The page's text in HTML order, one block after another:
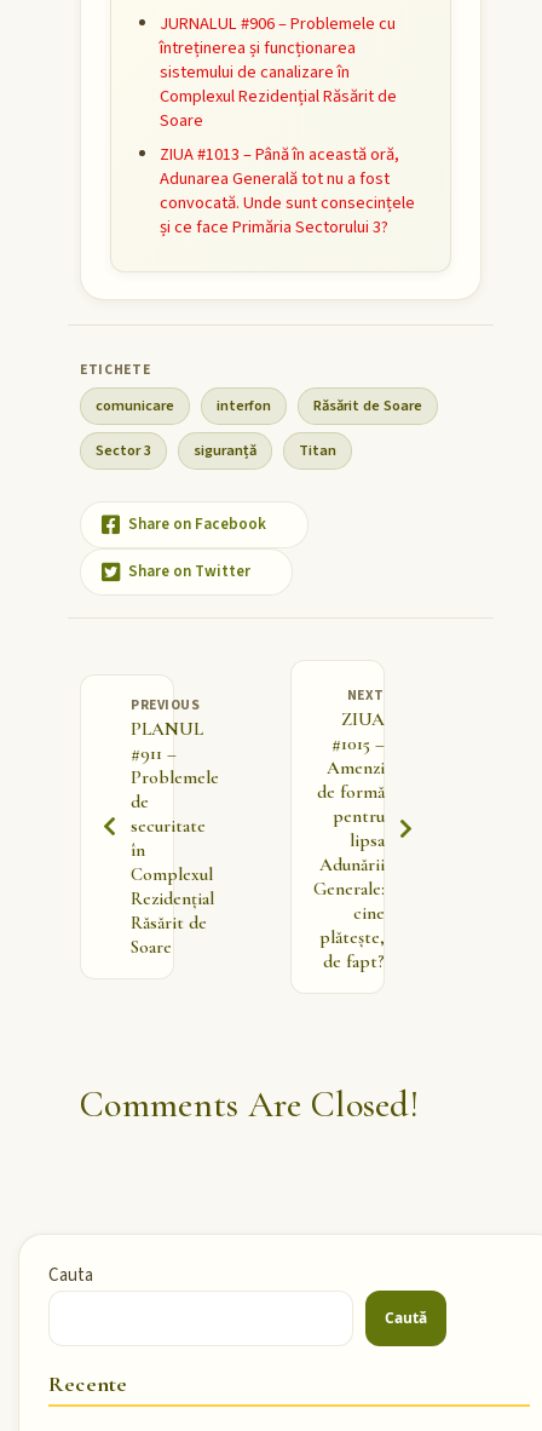
JURNALUL #906 – Problemele cu
întreținerea și funcționarea
sistemului de canalizare în
Complexul Rezidențial Răsărit de
Soare
ZIUA #1013 – Până în această oră,
Adunarea Generală tot nu a fost
convocată. Unde sunt consecințele
și ce face Primăria Sectorului 3?
comunicare interfon Răsărit de Soare
Sector 3 siguranță Titan
Share on Facebook
Share on Twitter
PREVIOUS
PLANUL
#911 –
Problemele
de
securitate
în
Complexul
Rezidențial
Răsărit de
Soare
NEXT
ZIUA
#1015 –
Amenzi
de formă
pentru
lipsa
Adunării
Generale:
cine
plătește,
de fapt?
Comments Are Closed!
Cauta
Caută
Recente